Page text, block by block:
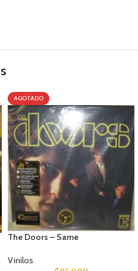
AGOTADO
The Doors – Same
Vinilos